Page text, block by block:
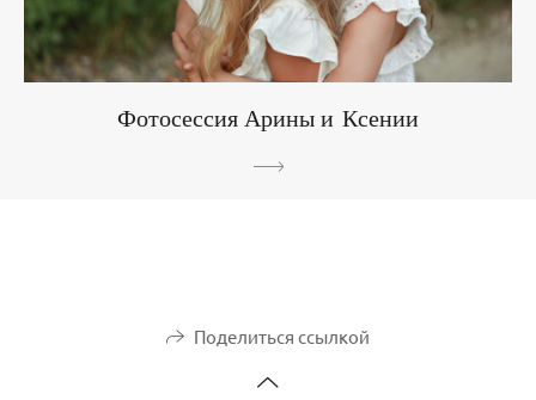
Фотосессия Арины и Ксении
Поделиться ссылкой